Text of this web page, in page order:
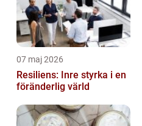
07 maj 2026
Resiliens: Inre styrka i en
föränderlig värld